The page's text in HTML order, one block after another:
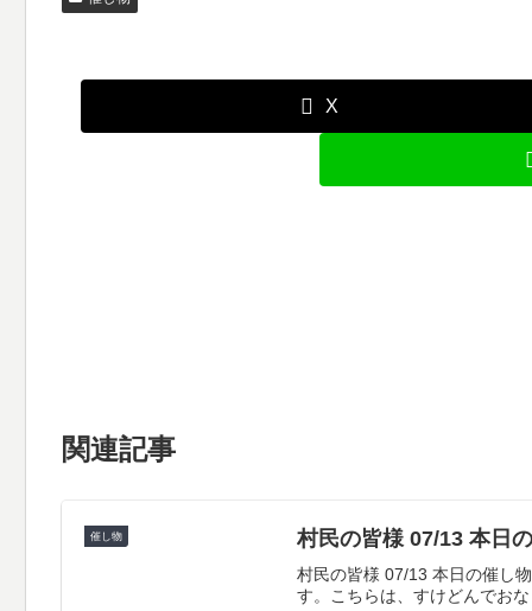
X
関連記事
催し物 村民の皆様 07/13 本日
村民の皆様 07/13 本日の催し
す。こちらは、すけどんでお